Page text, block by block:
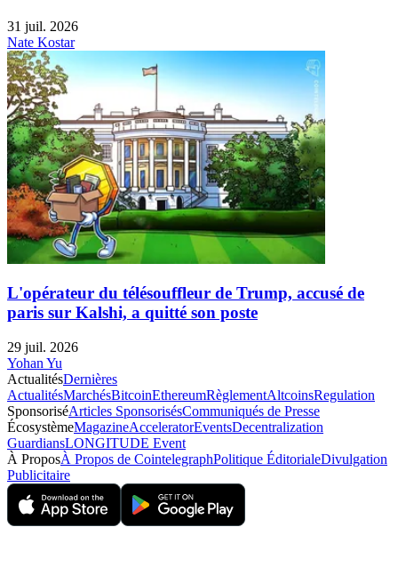
31 juil. 2026
Nate Kostar
L'opérateur du télésouffleur de Trump, accusé de
paris sur Kalshi, a quitté son poste
29 juil. 2026
Yohan Yu
ActualitésDernières
ActualitésMarchésBitcoinEthereumRèglementAltcoinsRegulation
SponsoriséArticles SponsorisésCommuniqués de Presse
ÉcosystèmeMagazineAcceleratorEventsDecentralization
GuardiansLONGITUDE Event
À ProposÀ Propos de CointelegraphPolitique ÉditorialeDivulgation
Publicitaire